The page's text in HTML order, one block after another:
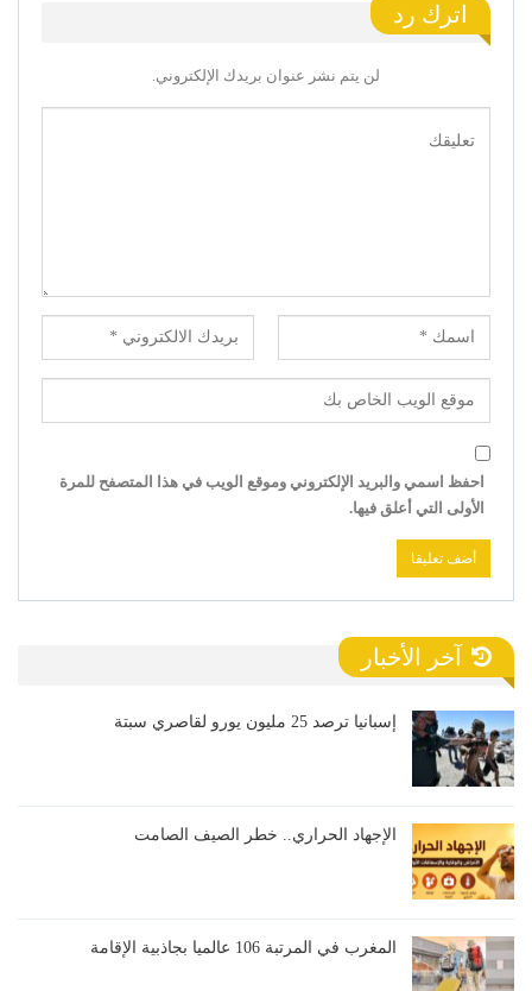
اترك رد
لن يتم نشر عنوان بريدك الإلكتروني.
احفظ اسمي والبريد الإلكتروني وموقع الويب في هذا المتصفح للمرة
الأولى التي أعلق فيها.
آخر الأخبار
إسبانيا ترصد 25 مليون يورو لقاصري سبتة
الإجهاد الحراري.. خطر الصيف الصامت
المغرب في المرتبة 106 عالميا بجاذبية الإقامة